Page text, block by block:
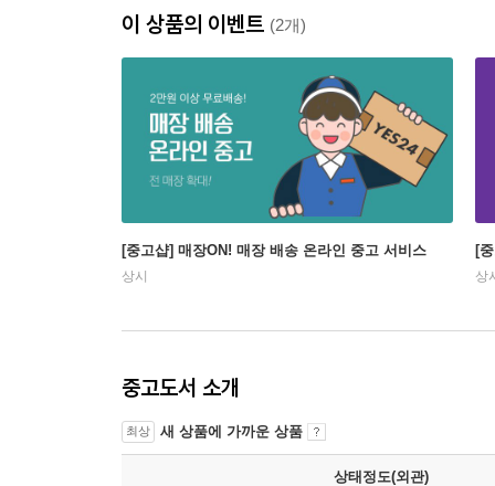
이 상품의 이벤트 (2개)
[중고샵] 매장ON! 매장 배송 온라인 중고 서비스
상시
[
상
중고도서 소개
최상 새 상품에 가까운 상품
상태정도(외관)